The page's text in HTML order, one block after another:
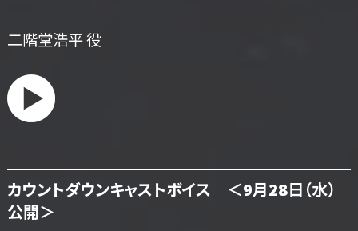
二階堂浩平 役
カウントダウンキャストボイス ＜9月28日（水）
公開＞